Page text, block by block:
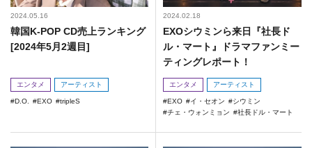
2024.05.16
韓国K-POP CD売上ランキング
[2024年5月2週目]
エンタメ アーティスト
D.O. EXO tripleS
2024.02.18
EXOシウミンら来日『社長ド
ル・マート』ドラマファンミー
ティングレポート！
エンタメ アーティスト
EXO イ・セオン
シウミン
チェ・ウォンミョン
社長ドル・マート